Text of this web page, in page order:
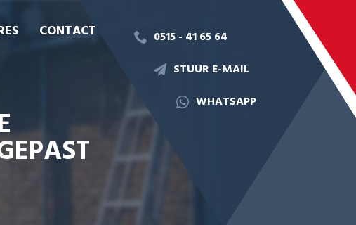
CONTACT
0515 - 41 65 64
STUUR E-MAIL
WHATSAPP